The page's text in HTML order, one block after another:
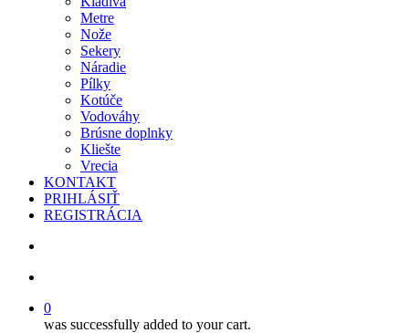
Metre
Nože
Sekery
Náradie
Pílky
Kotúče
Vodováhy
Brúsne doplnky
Kliešte
Vrecia
KONTAKT
PRIHLÁSIŤ
REGISTRÁCIA
0
was successfully added to your cart.